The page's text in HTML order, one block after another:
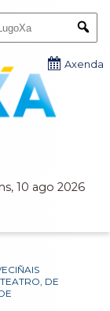
10 ago 2026
Axenda
DE